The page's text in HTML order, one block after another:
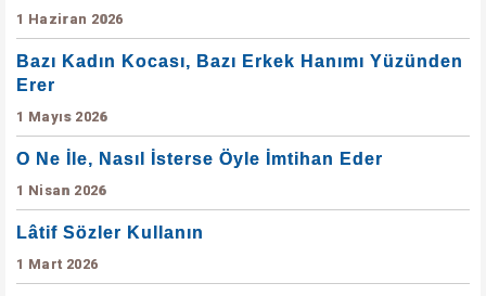
1 Haziran 2026
Bazı Kadın Kocası, Bazı Erkek Hanımı Yüzünden
Erer
1 Mayıs 2026
O Ne İle, Nasıl İsterse Öyle İmtihan Eder
1 Nisan 2026
Lâtif Sözler Kullanın
1 Mart 2026